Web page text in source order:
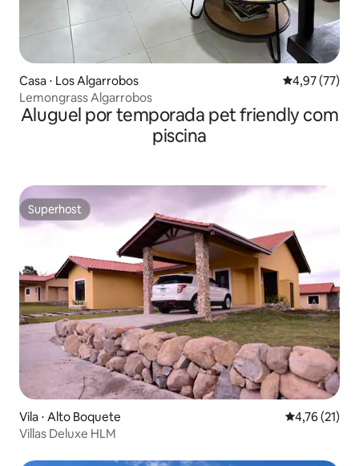
Casa ⋅ Los Algarrobos 4,97 de uma
4,97 (77)
Lemongrass Algarrobos
Aluguel por temporada pet friendly com
piscina
Superhost
Superhost
Vila ⋅ Alto Boquete 4,76 de uma
4,76 (21)
Villas Deluxe HLM